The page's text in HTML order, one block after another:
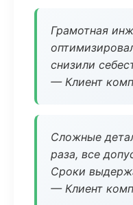
Грамотная
снизили
— Клиент
Сложные
раза, все
Сроки
— Клиент